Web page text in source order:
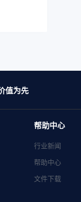
值为先
帮助中心
行业新闻
帮助中心
文件下载